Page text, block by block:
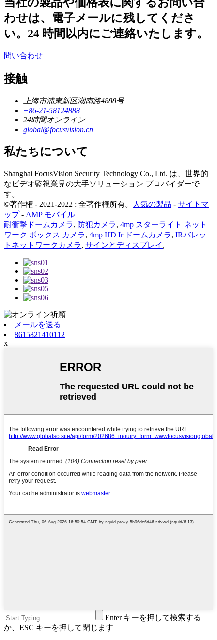
わせは、電子メールに残してくださ
い。24 時間以内にご連絡いたします。
問い合わせ
接触
上海市浦東新区湖南路4888号
+86-21-58124888
24時間オンライン
global@focusvision.cn
私たちについて
Shanghai FocusVision Security Technology Co., Ltd. は、世界的
なビデオ監視業界の大手ソリューション プロバイダーで
す。
©著作権 - 2021-2022 : 全著作権所有。
人気の製品 - サイトマ
ップ- AMP モバイル
耐衝撃ドームカメラ, 防犯カメラ, 4mp スターライト ネット
ワーク ボックス カメラ, 4mp HD Ir ドームカメラ, IRバレッ
トネットワークカメラ, サインとディスプレイ ,
メールを送る
8615821410112
x
Enter キーを押して検索する
か、ESC キーを押して閉じます